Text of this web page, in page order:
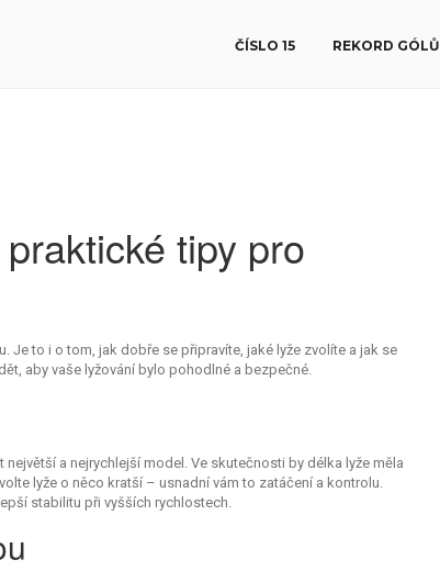
ČÍSLO 15 REKORD GÓLŮ
tipy pro
Je to i o tom, jak dobře se připravíte, jaké lyže zvolíte a jak se
aby vaše lyžování bylo pohodlné a bezpečné.
a nejrychlejší model. Ve skutečnosti by délka lyže měla
lyže o něco kratší – usnadní vám to zatáčení a kontrolu.
stabilitu při vyšších rychlostech.